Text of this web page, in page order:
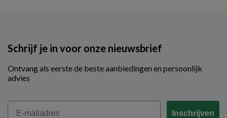
Schrijf je in voor onze nieuwsbrief
Ontvang als eerste de beste aanbiedingen en persoonlijk
advies
Email
Inschrijven